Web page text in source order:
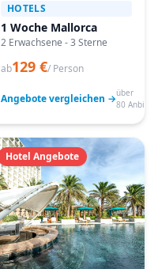
HOTELS
1 Woche Mallorca
2 Erwachsene - 3 Sterne
ab129 €/ Person
Angebote vergleichen →über
80
Hotel Angebote